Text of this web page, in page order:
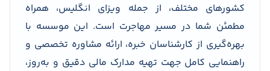
کشورهای مختلف، از جمله ویزای انگلیس، همراه
مطمئن شما در مسیر مهاجرت است. این موسسه با
بهره‌گیری از کارشناسان خبره، ارائه مشاوره تخصصی و
راهنمایی کامل جهت تهیه مدارک مالی دقیق و به‌روز،